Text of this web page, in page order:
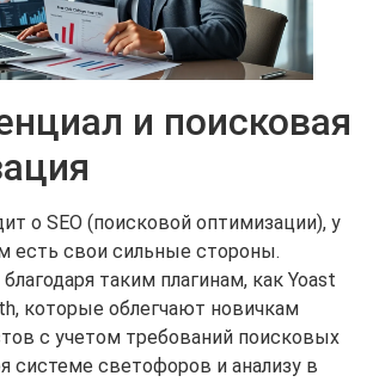
и поисковая
о SEO (поисковой оптимизации), у
есть свои сильные стороны.
таким плагинам, как Yoast
которые облегчают новичкам
с учетом требований поисковых
системе светофоров и анализу в